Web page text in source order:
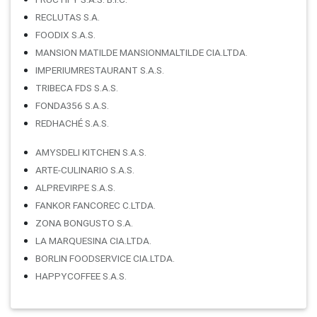
RECLUTAS S.A.
FOODIX S.A.S.
MANSION MATILDE MANSIONMALTILDE CIA.LTDA.
IMPERIUMRESTAURANT S.A.S.
TRIBECA FDS S.A.S.
FONDA356 S.A.S.
REDHACHÉ S.A.S.
AMYSDELI KITCHEN S.A.S.
ARTE-CULINARIO S.A.S.
ALPREVIRPE S.A.S.
FANKOR FANCOREC C.LTDA.
ZONA BONGUSTO S.A.
LA MARQUESINA CIA.LTDA.
BORLIN FOODSERVICE CIA.LTDA.
HAPPYCOFFEE S.A.S.